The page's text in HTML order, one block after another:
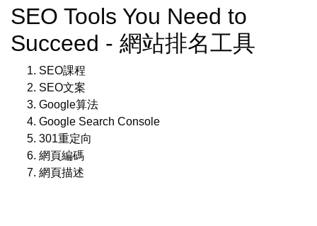
SEO Tools You Need to
Succeed - 網站排名工具
SEO課程
SEO文案
Google算法
Google Search Console
301重定向
網頁編碼
網頁描述